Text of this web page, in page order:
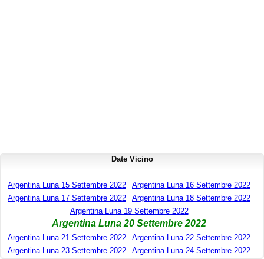
Date Vicino
Argentina Luna 15 Settembre 2022
Argentina Luna 16 Settembre 2022
Argentina Luna 17 Settembre 2022
Argentina Luna 18 Settembre 2022
Argentina Luna 19 Settembre 2022
Argentina Luna 20 Settembre 2022
Argentina Luna 21 Settembre 2022
Argentina Luna 22 Settembre 2022
Argentina Luna 23 Settembre 2022
Argentina Luna 24 Settembre 2022